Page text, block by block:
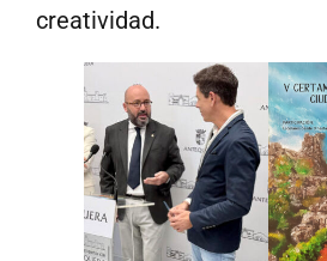
creatividad.